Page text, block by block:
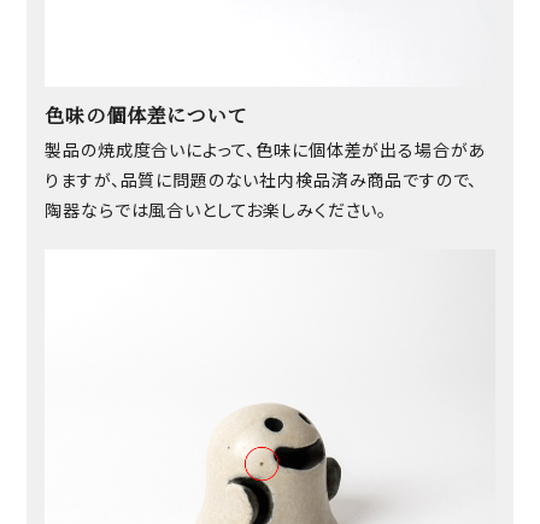
色味の個体差について
製品の焼成度合いによって、色味に個体差が出る場合があ
りますが、品質に問題のない社内検品済み商品ですので、
陶器ならでは風合いとしてお楽しみください。